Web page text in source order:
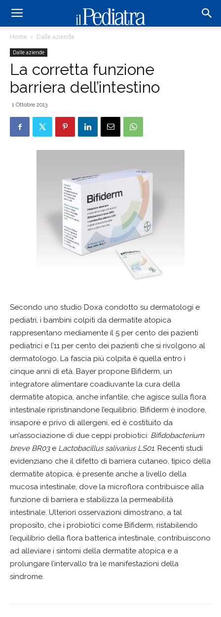
Home Dalle aziende
Dalle aziende
La corretta funzione
barriera dell’intestino
1 Ottobre 2013
Secondo uno studio Doxa condotto su dermatologi e
pediatri, i bambini colpiti da dermatite atopica
rappresentano mediamente il 5 per cento dei pazienti
pediatrici e l’11 per cento dei pazienti che si rivolgono al
dermatologo. La fascia più colpita è quella entro i
cinque anni di età. Bayer propone Bifiderm, un
integratore alimentare coadiuvante la cura della
dermatite atopica, anche infantile, che agisce sulla flora
intestinale ripristinandone l’equilibrio. Bifiderm è inodore,
insapore e privo di allergeni, ed è costituito da
un’associazione di due ceppi probiotici: Bifidobacterium
breve BR03e Lactobacillus salivarius LS01. Recenti studi
evidenziano che il difetto di barriera cutaneo, tipico della
dermatite atopica, è presente anche a livello della
mucosa intestinale, dove la microflora contribuisce alla
funzione di barriera e stabilizza la permeabilità
intestinale. Ulteriori osservazioni dimostrano, a tal
proposito, che i probiotici come Bifiderm, ristabilendo
l’equilibrio della flora batterica intestinale, contribuiscono
ad alleviare i sintomi della dermatite atopica e a
prolungare l’intervallo tra le manifestazioni della
sindrome.